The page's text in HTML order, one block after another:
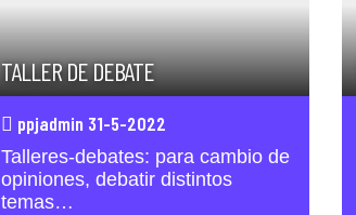
TALLER DE DEBATE
ppjadmin 31-5-2022
Talleres-debates: para cambio de
opiniones, debatir distintos
temas…